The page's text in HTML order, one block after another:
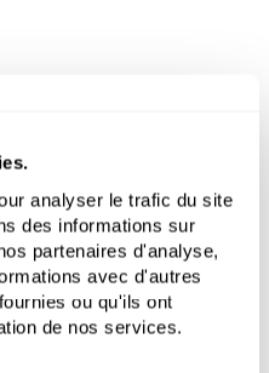
analyser le trafic du site
des informations sur
partenaires d'analyse,
avec d'autres
ou qu'ils ont
de nos services.